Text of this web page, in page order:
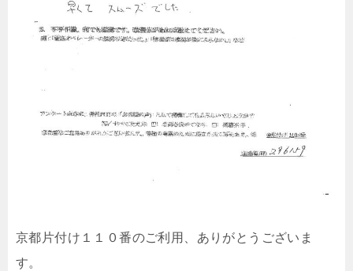
京都片付け１１０番のご利用、ありがとうございま
す。